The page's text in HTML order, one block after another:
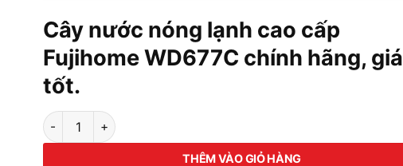
Cây nước nóng lạnh cao cấp
Fujihome WD677C chính hãng, giá
tốt.
Cây nước nóng lạnh cao cấp Fujihome WD677C số lượng
THÊM VÀO GIỎ HÀNG